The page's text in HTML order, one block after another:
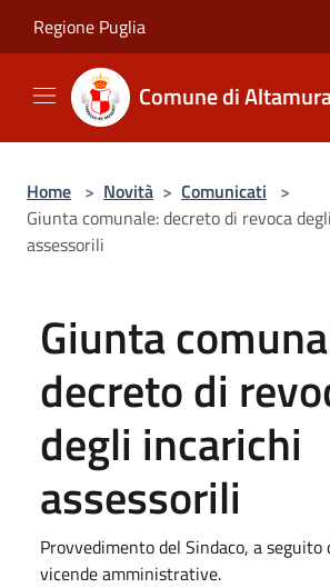
Regione Puglia
Comune di
Home > Novità > Comunicati >
Giunta comunale: decreto di revoca
assessorili
Giunta
decreto di
degli incarichi
assessorili
Provvedimento del Sindaco, a
vicende amministrative.